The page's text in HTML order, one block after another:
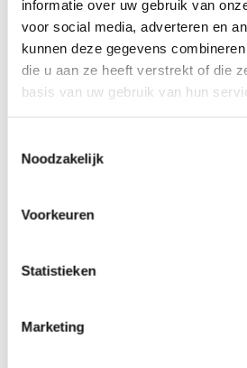
informatie over uw gebruik van
voor social media, adverteren en
kunnen deze gegevens
die u aan ze heeft verstrekt of die
basis van uw gebruik van hun
Noodzakelijk
Voorkeuren
Statistieken
Marketing
Bel Anca E-mail Anca
Ook interessant